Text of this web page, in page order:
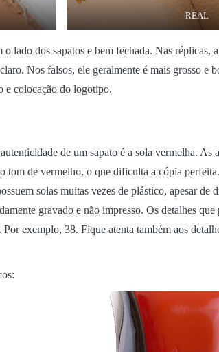
REAL
lado dos sapatos e bem fechada. Nas réplicas,
Nos falsos, ele geralmente é mais grosso e
e colocação do logotipo.
de um sapato é a sola vermelha. As
tom de vermelho, o que dificulta a cópia
solas muitas vezes de plástico, apesar de
gravado e não impresso. Os detalhes que
exemplo, 38. Fique atenta também aos